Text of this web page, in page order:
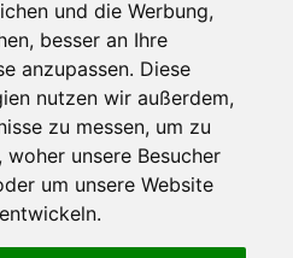
und die Werbung,
besser an Ihre
anzupassen. Diese
nutzen wir außerdem,
zu messen, um zu
woher unsere Besucher
um unsere Website
Партнерам
Инвесторам
Медиа
Facebook